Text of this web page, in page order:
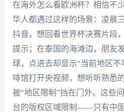
在海外怎么看欧洲杯？相信不
华人都遇过这样的场景：凌晨
抖音，想回看世界杯决赛片段
提示；在泰国的海滩边，朋友
球，点进去却显示“当前地区
啡馆打开央视频，想听听熟悉
被“地区限制”挡在门外。这些
台的版权区域限制——只有中